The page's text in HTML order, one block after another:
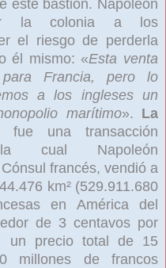
este bastión. Napoleón
la colonia a los
el riesgo de perderla
él mismo: «Esta venta
Francia, pero lo
a los ingleses un
marítimo». La
fue una transacción
cual Napoleón
francés, vendió a
km² (529.911.680
en América del
de 3 centavos por
un precio total de 15
millones de francos